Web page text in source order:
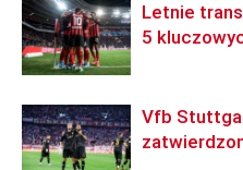
Letnie
5
Vfb